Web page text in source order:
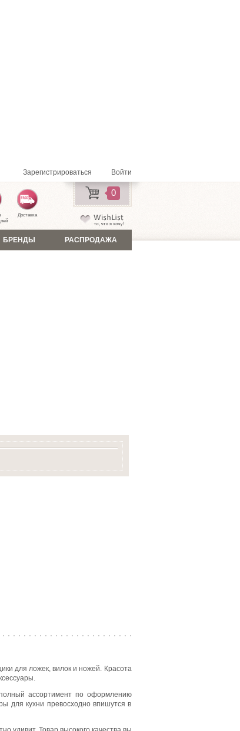
Зарегистрироваться Войти
0
Доставка
РАСПРОДАЖА
БРЕНДЫ
для ложек, вилок и ножей. Красота
ассортимент по оформлению
для кухни превосходно впишутся в